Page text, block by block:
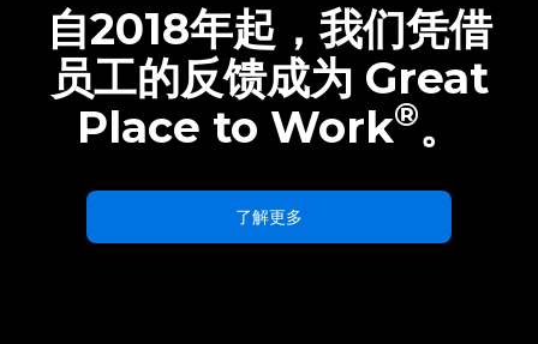
自2018年起，我们凭借
员工的反馈成为 Great
Place to Work®。
了解更多